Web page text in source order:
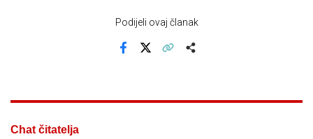
Podijeli ovaj članak
Chat čitatelja